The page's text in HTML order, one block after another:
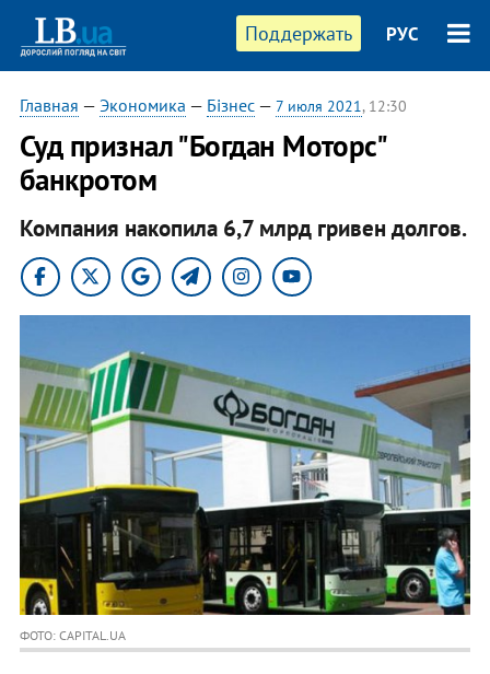
Поддержать РУС
Главная — Экономика — Бізнес— 7 июля 2021, 12:30
Суд признал "Богдан Моторс"
банкротом
Компания накопила 6,7 млрд гривен долгов.
ФОТО: CAPITAL.UA